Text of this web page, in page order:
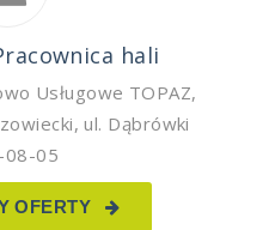
hali
Usługowe TOPAZ,
ul. Dąbrówki
08-05
OFERTY